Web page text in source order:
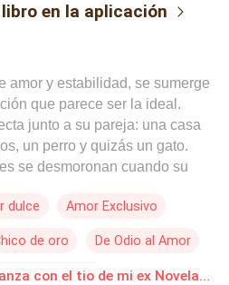
en la aplicación
amor y estabilidad, se sumerge
que parece ser la ideal.
junto a su pareja: una casa
un perro y quizás un gato.
se desmoronan cuando su
sumida en una profunda
el tío de su traicionero ex.
este hombre resulta ser el
dulce Amor Exclusivo
de oro De Odio al Amor
a Primera Vista Un matrimonio por venganza con el tio de mi ex Novelas Online Descarga gratuita de PDF